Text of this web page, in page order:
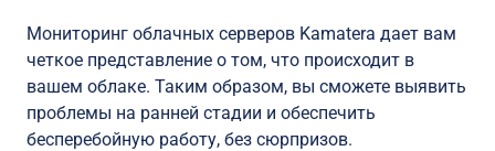
Мониторинг облачных серверов Kamatera дает вам
четкое представление о том, что происходит в
вашем облаке. Таким образом, вы сможете выявить
проблемы на ранней стадии и обеспечить
бесперебойную работу, без сюрпризов.